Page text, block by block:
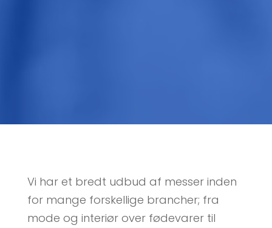
Vi har et bredt udbud af messer inden
for mange forskellige brancher; fra
mode og interiør over fødevarer til